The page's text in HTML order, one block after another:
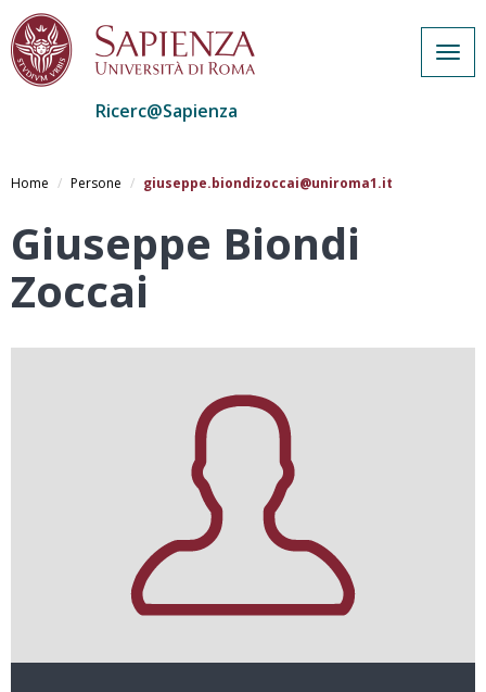
al
principale
Ricerc@Sapienza
Home Persone giuseppe.biondizoccai@uniroma1.it
Giuseppe Biondi
Zoccai